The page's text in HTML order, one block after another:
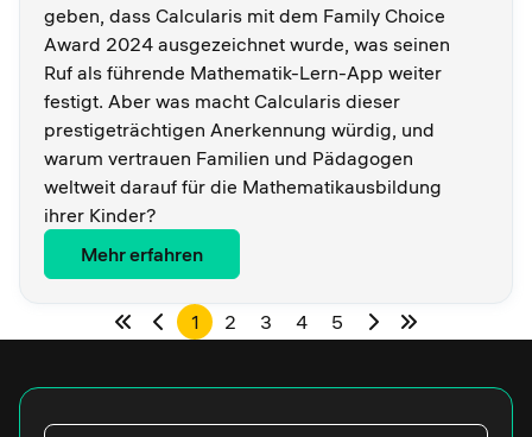
geben, dass Calcularis mit dem Family Choice
Award 2024 ausgezeichnet wurde, was seinen
Ruf als führende Mathematik-Lern-App weiter
festigt. Aber was macht Calcularis dieser
prestigeträchtigen Anerkennung würdig, und
warum vertrauen Familien und Pädagogen
weltweit darauf für die Mathematikausbildung
ihrer Kinder?
Mehr erfahren
1 2 3 4 5